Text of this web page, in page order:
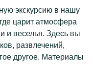
экскурсию в нашу
царит атмосфера
и веселья. Здесь вы
развлечений,
другое. Материалы